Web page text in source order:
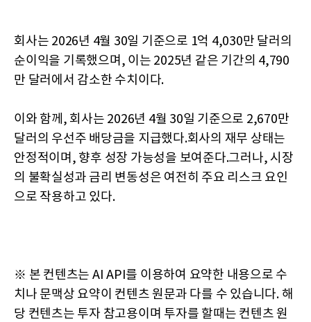
회사는 2026년 4월 30일 기준으로 1억 4,030만 달러의
순이익을 기록했으며, 이는 2025년 같은 기간의 4,790
만 달러에서 감소한 수치이다.
이와 함께, 회사는 2026년 4월 30일 기준으로 2,670만
달러의 우선주 배당금을 지급했다.회사의 재무 상태는
안정적이며, 향후 성장 가능성을 보여준다.그러나, 시장
의 불확실성과 금리 변동성은 여전히 주요 리스크 요인
으로 작용하고 있다.
※ 본 컨텐츠는 AI API를 이용하여 요약한 내용으로 수
치나 문맥상 요약이 컨텐츠 원문과 다를 수 있습니다. 해
당 컨텐츠는 투자 참고용이며 투자를 할때는 컨텐츠 원